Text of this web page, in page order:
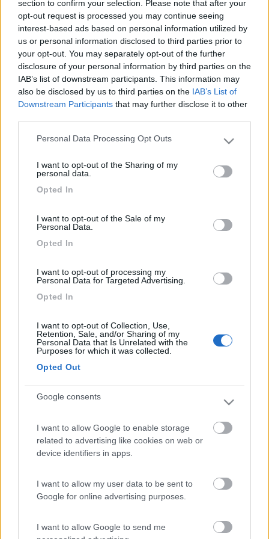
section to confirm your selection. Please note that after your
opt-out request is processed you may continue seeing
interest-based ads based on personal information utilized by
us or personal information disclosed to third parties prior to
your opt-out. You may separately opt-out of the further
disclosure of your personal information by third parties on the
IAB’s list of downstream participants. This information may
also be disclosed by us to third parties on the IAB’s List of
Downstream Participants that may further disclose it to other
Please note that this website/app uses one or more Google
not limited to your visit or usage behaviour. You may click to
grant or deny consent to Google and its third-party tags to
use your data for below specified purposes in below Google
Personal Data Processing Opt Outs
I want to opt-out of the Sharing of my
personal data.
Opted In
I want to opt-out of the Sale of my
Personal Data.
Opted In
I want to opt-out of processing my
Personal Data for Targeted Advertising.
Opted In
I want to opt-out of Collection, Use,
Retention, Sale, and/or Sharing of my
Personal Data that Is Unrelated with the
Purposes for which it was collected.
Opted Out
Google consents
I want to allow Google to enable storage
related to advertising like cookies on web or
device identifiers in apps.
I want to allow my user data to be sent to
Google for online advertising purposes.
I want to allow Google to send me
posizione gradino aperto ci sia. CIAO
Franco1
256
Inserito il 23/12/2008
23:12:06
Ciao, sicuramente è comandato da una cenralina elettronica,
come i finestrini elettrci tanto per capieci[:0]
59
Inserito il 24/12/2008
Si è comandato da una centralina con 2 relè e componenti
bigt
3709
Inserito il 24/12/2008
Mi pare impossibile che non ci sia un meccanismo di arresto del
motore. Di solito sono di 2 tipi: classico finecorsa o circuito che
che lavora sull'assorbimento, si accorge che lo scalino è
estratto perchè il motore inizia a sforzare, quindi interrompe il
circuito. Lo usano anche nei vetri elettrici delle auto (non tutte)
stefanop
Inserito il24/12/2008 alle:19:22:50